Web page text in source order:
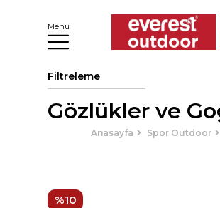
Menu
Filtreleme
Gözlükler ve
Anasayfa Spor Outdoor
%10